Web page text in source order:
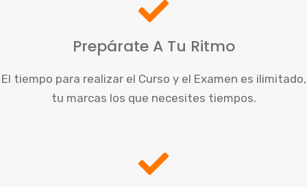
Prepárate A Tu Ritmo
El tiempo para realizar el Curso y el Examen es ilimitado,
tu marcas los que necesites tiempos.